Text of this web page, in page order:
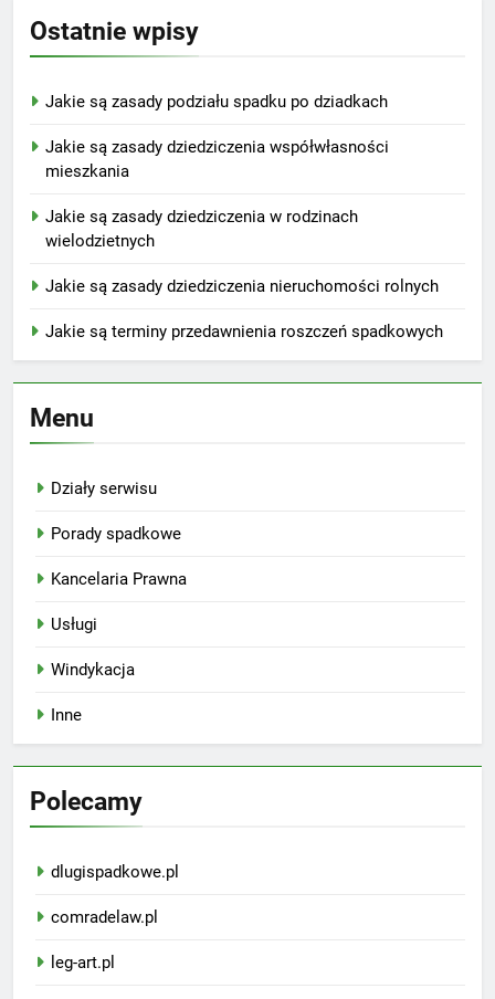
Ostatnie wpisy
Jakie są zasady podziału spadku po dziadkach
Jakie są zasady dziedziczenia współwłasności
mieszkania
Jakie są zasady dziedziczenia w rodzinach
wielodzietnych
Jakie są zasady dziedziczenia nieruchomości rolnych
Jakie są terminy przedawnienia roszczeń spadkowych
Menu
Działy serwisu
Porady spadkowe
Kancelaria Prawna
Usługi
Windykacja
Inne
Polecamy
dlugispadkowe.pl
comradelaw.pl
leg-art.pl